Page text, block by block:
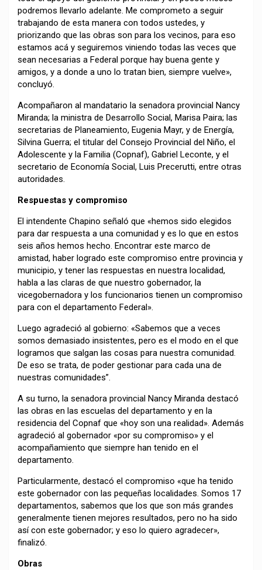
podremos llevarlo adelante. Me comprometo a seguir
trabajando de esta manera con todos ustedes, y
priorizando que las obras son para los vecinos, para eso
estamos acá y seguiremos viniendo todas las veces que
sean necesarias a Federal porque hay buena gente y
amigos, y a donde a uno lo tratan bien, siempre vuelve»,
concluyó.
Acompañaron al mandatario la senadora provincial Nancy
Miranda; la ministra de Desarrollo Social, Marisa Paira; las
secretarias de Planeamiento, Eugenia Mayr, y de Energía,
Silvina Guerra; el titular del Consejo Provincial del Niño, el
Adolescente y la Familia (Copnaf), Gabriel Leconte, y el
secretario de Economía Social, Luis Precerutti, entre otras
autoridades.
Respuestas y compromiso
El intendente Chapino señaló que «hemos sido elegidos
para dar respuesta a una comunidad y es lo que en estos
seis años hemos hecho. Encontrar este marco de
amistad, haber logrado este compromiso entre provincia y
municipio, y tener las respuestas en nuestra localidad,
habla a las claras de que nuestro gobernador, la
vicegobernadora y los funcionarios tienen un compromiso
para con el departamento Federal».
Luego agradeció al gobierno: «Sabemos que a veces
somos demasiado insistentes, pero es el modo en el que
logramos que salgan las cosas para nuestra comunidad.
De eso se trata, de poder gestionar para cada una de
nuestras comunidades”.
A su turno, la senadora provincial Nancy Miranda destacó
las obras en las escuelas del departamento y en la
residencia del Copnaf que «hoy son una realidad». Además
agradeció al gobernador «por su compromiso» y el
acompañamiento que siempre han tenido en el
departamento.
Particularmente, destacó el compromiso «que ha tenido
este gobernador con las pequeñas localidades. Somos 17
departamentos, sabemos que los que son más grandes
generalmente tienen mejores resultados, pero no ha sido
así con este gobernador; y eso lo quiero agradecer»,
finalizó.
Obras